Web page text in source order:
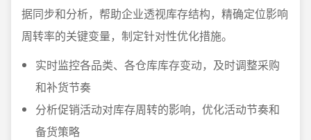
据同步和分析，帮助企业透视库存结构，精确定位影响
周转率的关键变量，制定针对性优化措施。
实时监控各品类、各仓库库存变动，及时调整采购
和补货节奏
分析促销活动对库存周转的影响，优化活动节奏和
备货策略